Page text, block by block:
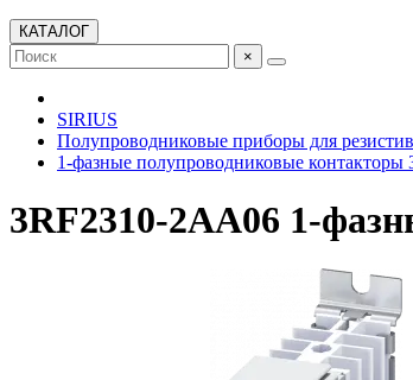
КАТАЛОГ
×
SIRIUS
Полупроводниковые приборы для
1-фазные полупроводниковые контакторы
3RF2310-2AA06 1-